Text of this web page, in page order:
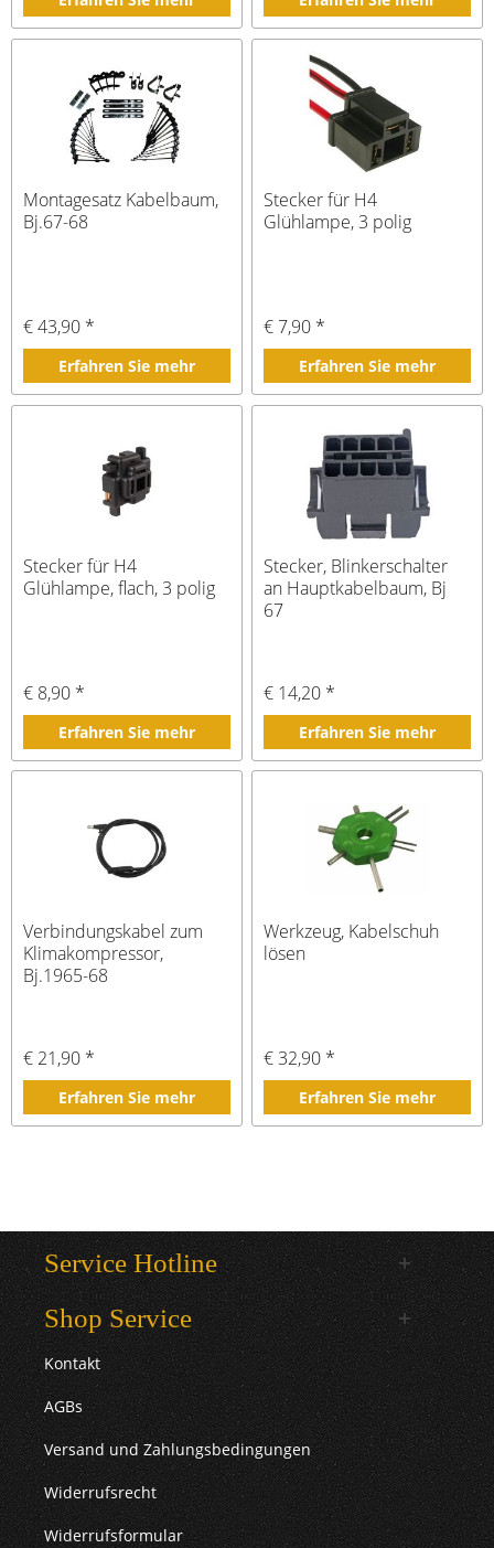
Montagesatz Kabelbaum,
Bj.67-68
€ 43,90 *
Erfahren Sie mehr
Stecker für H4
Glühlampe, 3 polig
€ 7,90 *
Erfahren Sie mehr
Stecker für H4
Glühlampe, flach, 3 polig
€ 8,90 *
Erfahren Sie mehr
Stecker, Blinkerschalter
an Hauptkabelbaum, Bj
67
€ 14,20 *
Erfahren Sie mehr
Verbindungskabel zum
Klimakompressor,
Bj.1965-68
€ 21,90 *
Erfahren Sie mehr
Werkzeug, Kabelschuh
lösen
€ 32,90 *
Erfahren Sie mehr
Service Hotline
Shop Service
Kontakt
AGBs
Versand und Zahlungsbedingungen
Widerrufsrecht
Widerrufsformular